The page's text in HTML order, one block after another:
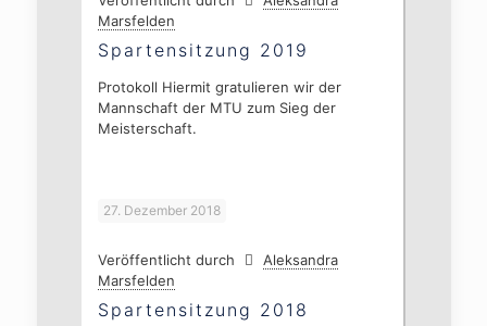
Marsfelden
Spartensitzung 2019
Protokoll Hiermit gratulieren wir der
Mannschaft der MTU zum Sieg der
Meisterschaft.
27. Dezember 2018
Veröffentlicht durch
Aleksandra
Marsfelden
Spartensitzung 2018